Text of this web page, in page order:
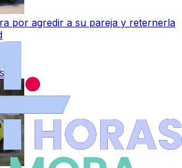
por agredir a su pareja y reternerla